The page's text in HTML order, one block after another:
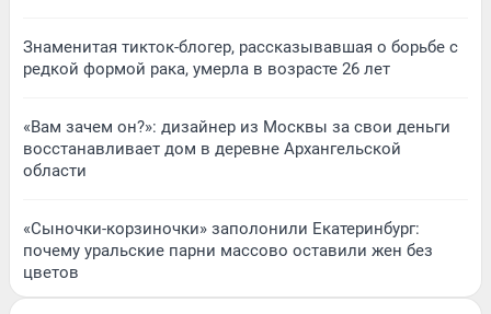
Знаменитая тикток-блогер, рассказывавшая о борьбе с
редкой формой рака, умерла в возрасте 26 лет
«Вам зачем он?»: дизайнер из Москвы за свои деньги
восстанавливает дом в деревне Архангельской
области
«Сыночки-корзиночки» заполонили Екатеринбург:
почему уральские парни массово оставили жен без
цветов